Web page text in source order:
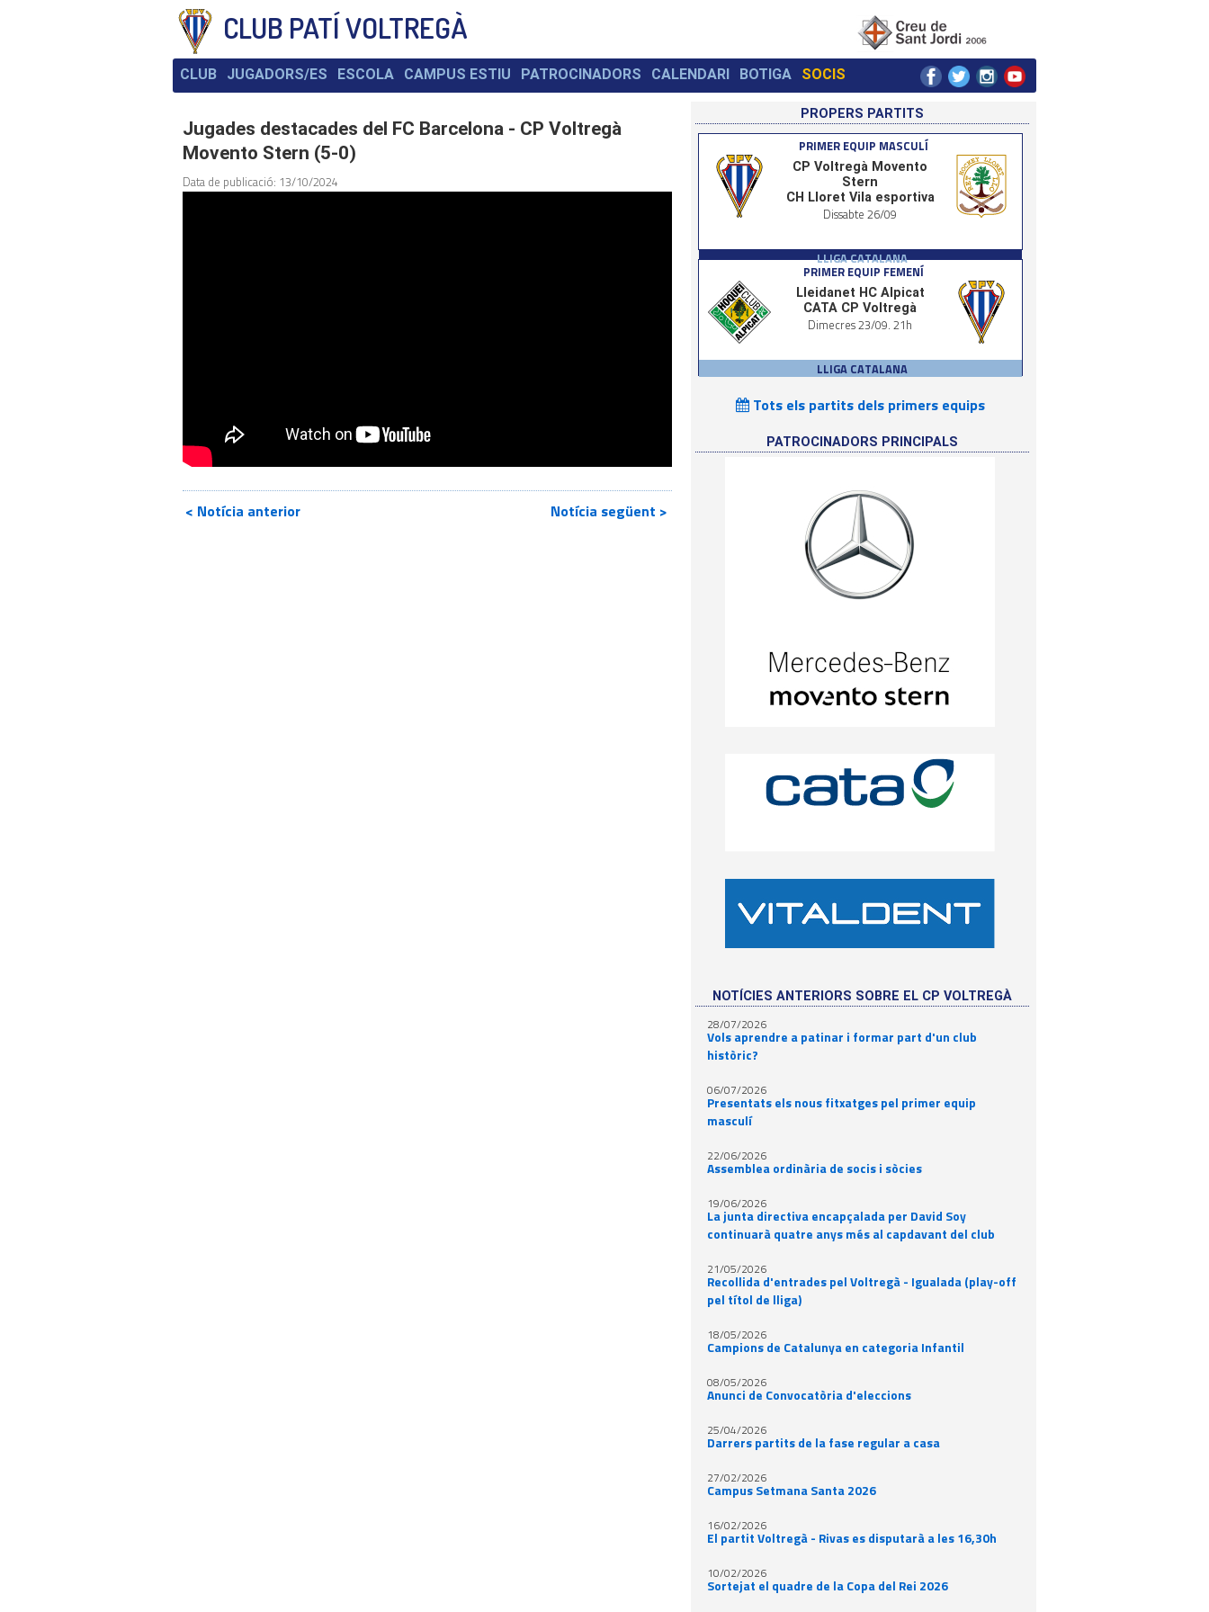
CLUB PATÍ VOLTREGÀ
CLUB JUGADORS/ES ESCOLA CAMPUS ESTIU PATROCINADORS CALENDARI BOTIGA SOCIS
Jugades destacades del FC Barcelona - CP Voltregà
Movento Stern (5-0)
Data de publicació: 13/10/2024
< Notícia anterior Notícia següent >
PROPERS PARTITS
PRIMER EQUIP MASCULÍ
CP Voltregà Movento
Stern
CH Lloret Vila esportiva
Dissabte 26/09
LLIGA CATALANA
PRIMER EQUIP FEMENÍ
Lleidanet HC Alpicat
CATA CP Voltregà
Dimecres 23/09. 21h
LLIGA CATALANA
Tots els partits dels primers equips
PATROCINADORS PRINCIPALS
NOTÍCIES ANTERIORS SOBRE EL CP VOLTREGÀ
28/07/2026
Vols aprendre a patinar i formar part d'un club
històric?
06/07/2026
Presentats els nous fitxatges pel primer equip
masculí
22/06/2026
Assemblea ordinària de socis i sòcies
19/06/2026
La junta directiva encapçalada per David Soy
continuarà quatre anys més al capdavant del club
21/05/2026
Recollida d'entrades pel Voltregà - Igualada (play-off
pel títol de lliga)
18/05/2026
Campions de Catalunya en categoria Infantil
08/05/2026
Anunci de Convocatòria d'eleccions
25/04/2026
Darrers partits de la fase regular a casa
27/02/2026
Campus Setmana Santa 2026
16/02/2026
El partit Voltregà - Rivas es disputarà a les 16,30h
10/02/2026
Sortejat el quadre de la Copa del Rei 2026